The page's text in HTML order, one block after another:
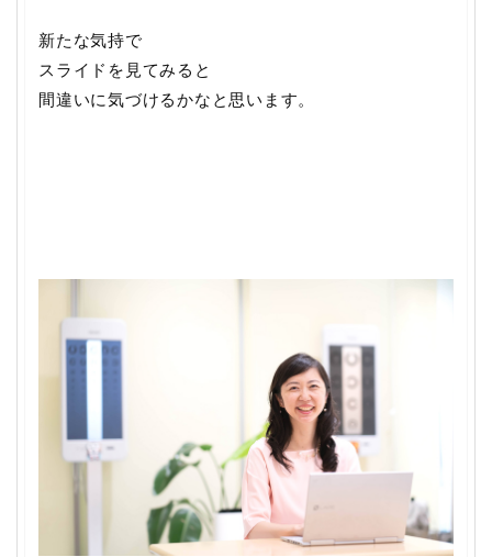
新たな気持で
スライドを見てみると
間違いに気づけるかなと思います。